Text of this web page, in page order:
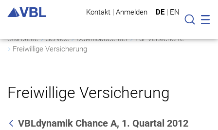
Kontakt | Anmelden DE | EN
Suche
Startseite Service Downloadcenter
Für Versicherte
Freiwillige Versicherung
Freiwillige Versicherung
VBLdynamik Chance A, 1. Quartal 2012